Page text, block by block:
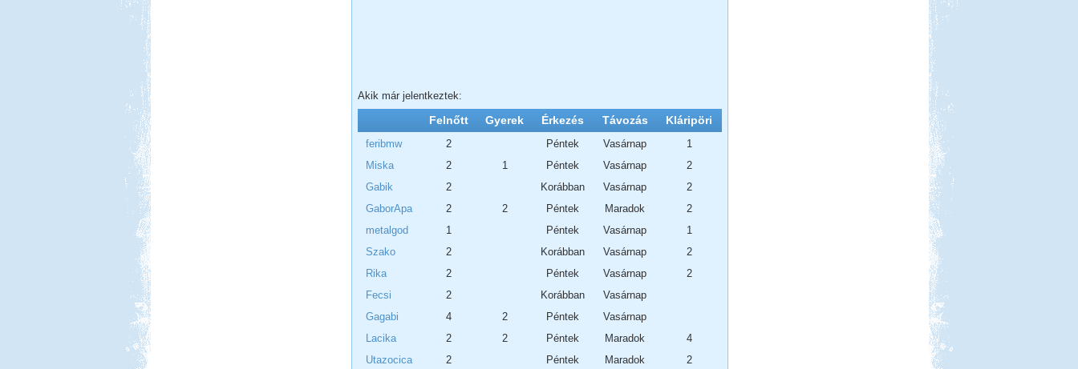
Akik már jelentkeztek:
Felnőtt Gyerek Érkezés Távozás Kláripöri
feribmw 2 Péntek Vasárnap
1
Miska
2 1 Péntek Vasárnap
2
Gabik
2 Korábban Vasárnap
2
GaborApa
2 2 Péntek Maradok
2
metalgod
1 Péntek Vasárnap
1
Szako
2 Korábban Vasárnap
2
Rika
2 Péntek Vasárnap
2
Fecsi
2 Korábban
Vasárnap
Gagabi
4 2 Péntek
Vasárnap
Lacika
2 2 Péntek Maradok
4
Utazocica
2 Péntek Maradok
2